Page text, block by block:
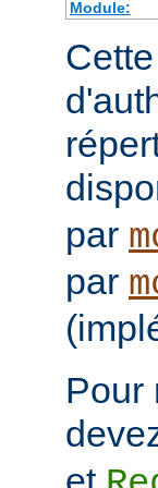
Module:
par
par
Pour